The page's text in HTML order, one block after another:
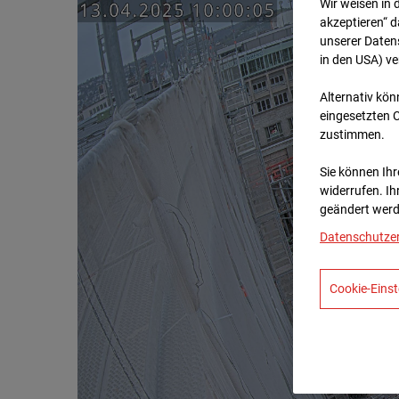
Wir weisen in
akzeptieren“
unserer
in den USA)
Alternativ
eingesetzten
zustimmen.
Sie können
widerrufen.
geändert
Cookie-